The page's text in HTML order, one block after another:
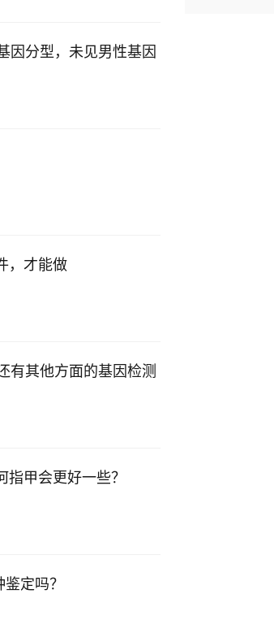
因分型，未见男性基因
，才能做
有其他方面的基因检测
甲会更好一些？
定吗？